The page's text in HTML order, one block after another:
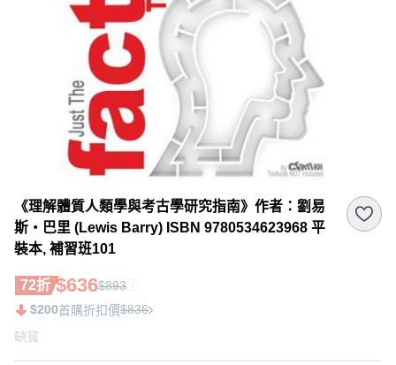
《理解體質人類學與考古學研究指南》作者：劉易
斯‧巴里 (Lewis Barry) ISBN 9780534623968 平
裝本, 補習班101
72折 $636$893
$200首購折扣價$836
缺貨